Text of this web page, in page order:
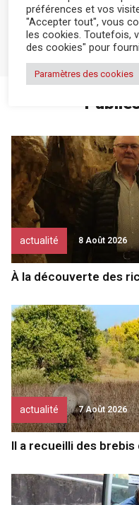
actualité 4 Août 2026
Les vigies de nos
actualité 8 Août 2026
À la découverte des
actualité 7 Août 2026
Il a recueilli des brebis
préférences et vos
"Accepter tout", vous
les cookies. Toutefois,
des cookies" pour
Paramètres des cookies